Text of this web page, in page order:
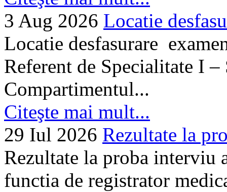
3 Aug 2026 Locatie
Locatie desfasurare
Referent de Specialitate I
Compartimentul...
Citeşte mai mult...
29 Iul 2026 Rezultate la
Rezultate la proba interviu
functia de registrator